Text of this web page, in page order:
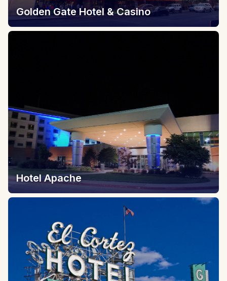
Golden Gate Hotel & Casino
Hotel Apache